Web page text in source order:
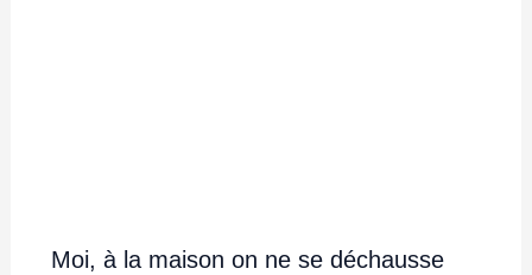
Moi, à la maison on ne se déchausse